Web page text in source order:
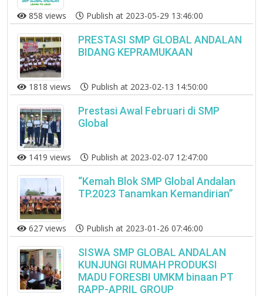
858 views Publish at 2023-05-29 13:46:00
PRESTASI SMP GLOBAL ANDALAN
BIDANG KEPRAMUKAAN
1818 views Publish at 2023-02-13 14:50:00
Prestasi Awal Februari di SMP
Global
1419 views Publish at 2023-02-07 12:47:00
“Kemah Blok SMP Global Andalan
TP.2023 Tanamkan Kemandirian”
627 views Publish at 2023-01-26 07:46:00
SISWA SMP GLOBAL ANDALAN
KUNJUNGI RUMAH PRODUKSI
MADU FORESBI UMKM binaan PT
RAPP-APRIL GROUP